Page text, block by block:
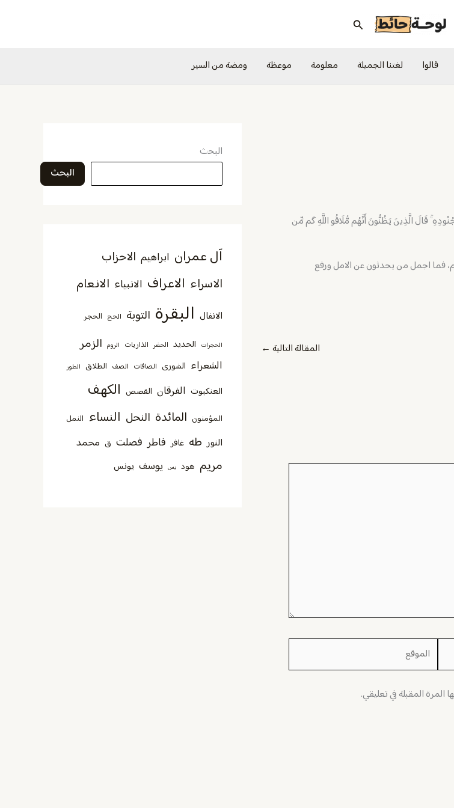
البحث
قالوا لغتنا الجميلة معلومة موعظة ومضة من السير
قَالَ الَّذِينَ يَظُنُّونَ أَنَّهُم مُّلَاقُو اللَّهِ كَم مِّن
فما اجمل من يحدثون عن الامل ورفع
المقالة التالية ←
الموقع
المرة المقبلة في تعليقي.
البحث
البحث
آل عمران ابراهيم الاحزاب
الاسراء الاعراف الانبياء الانعام
الانفال البقرة التوبة الحج الحجر
الحجرات الحديد الحشر الذاريات الروم الزمر
الشعراء الشورى الصافات الصف الطلاق الطور
العنكبوت الفرقان القصص الكهف
المؤمنون المائدة النحل النساء النمل
النور طه غافر فاطر فصلت ق محمد
مريم هود يس يوسف يونس